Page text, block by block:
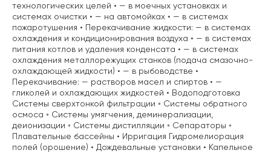
технологических целей • — в моечных установках и
системах очистки • — на автомойках • — в системах
пожаротушения • Перекачивание жидкости: — в системах
охлаждения и кондиционирования воздуха • — в системах
питания котлов и удаления конденсата • — в системах
охлаждения металлорежущих станков (подача смазочно-
охлаждающей жидкости) • — в рыбоводстве •
Перекачивание: — растворов масел и спиртов • —
гликолей и охлаждающих жидкостей • Водоподготовка
Системы сверхтонкой фильтрации ◦ Системы обратного
осмоса ◦ Системы умягчения, деминерализации,
деионизации ◦ Системы дистилляции ◦ Сепараторы ◦
Плавательные бассейны • Ирригация Гидромелиорация
полей (орошение) • Дождевальные установки • Капельное